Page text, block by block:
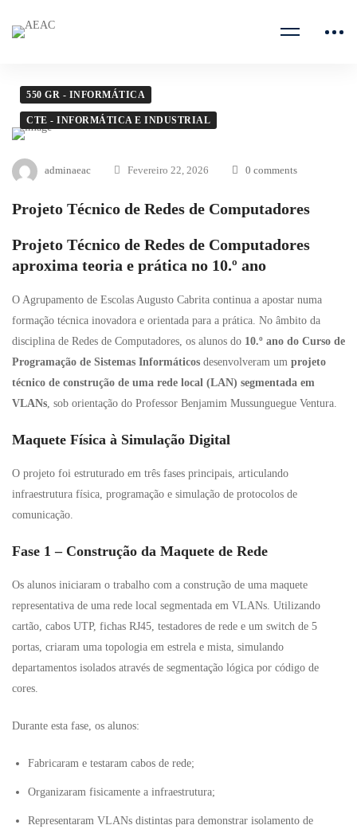
550 GR - INFORMÁTICA
CTE - INFORMÁTICA E INDUSTRIAL
adminaeac Fevereiro 22, 2026 0 comments
Projeto Técnico de Redes de Computadores
Projeto Técnico de Redes de Computadores
aproxima teoria e prática no 10.º ano
O Agrupamento de Escolas Augusto Cabrita continua a apostar numa
formação técnica inovadora e orientada para a prática. No âmbito da
disciplina de Redes de Computadores, os alunos do 10.º ano do Curso de
Programação de Sistemas Informáticos desenvolveram um projeto
técnico de construção de uma rede local (LAN) segmentada em
VLANs, sob orientação do Professor Benjamim Mussunguegue Ventura.
Maquete Física à Simulação Digital
O projeto foi estruturado em três fases principais, articulando
infraestrutura física, programação e simulação de protocolos de
comunicação.
Fase 1 – Construção da Maquete de Rede
Os alunos iniciaram o trabalho com a construção de uma maquete
representativa de uma rede local segmentada em VLANs. Utilizando
cartão, cabos UTP, fichas RJ45, testadores de rede e um switch de 5
portas, criaram uma topologia em estrela e mista, simulando
departamentos isolados através de segmentação lógica por código de
cores.
Durante esta fase, os alunos:
Fabricaram e testaram cabos de rede;
Organizaram fisicamente a infraestrutura;
Representaram VLANs distintas para demonstrar isolamento de